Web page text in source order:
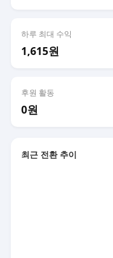
하루 최대 수익
1,615원
후원 활동
0원
최근 전환 추이